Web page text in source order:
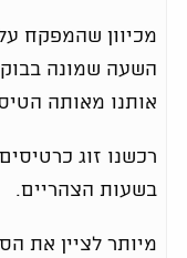
מכיוון שהמפקח
השעה שמונה
אותנו מאותה
בשעות הצהריים.
מיותר לציין את